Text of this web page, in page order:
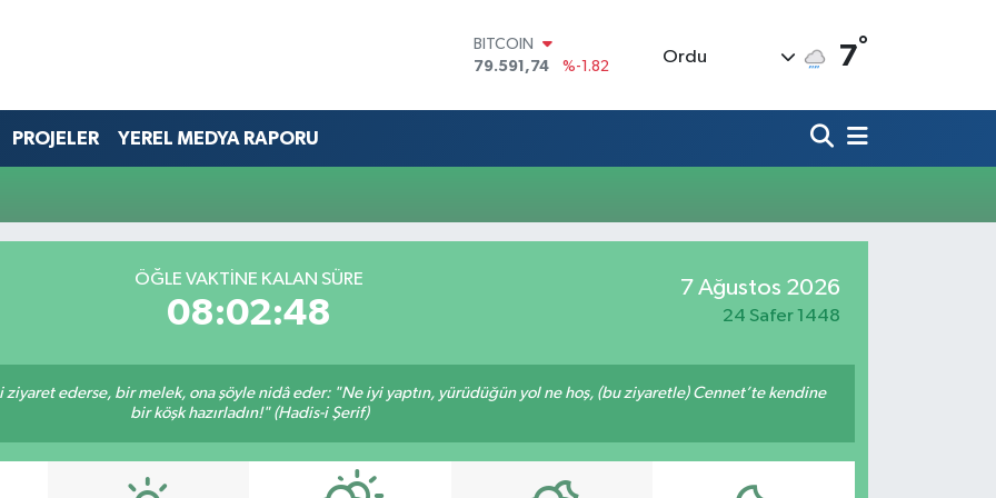
BITCOIN
79.591,74
%-1.82
45,43620
%0.02
G.ALTIN
6862,09000
%0.19
Ordu 7°
PROJELER YEREL MEDYA RAPORU
ÖĞLE VAKTİNE KALAN SÜRE
08:02:48
7 Ağustos 2026
24 Safer 1448
ederse, bir melek, ona şöyle nidâ eder: "Ne iyi yaptın, yürüdüğün yol ne hoş, (bu ziyaretle) Cennet’te kendine
bir köşk hazırladın!" (Hadis-i Şerif)